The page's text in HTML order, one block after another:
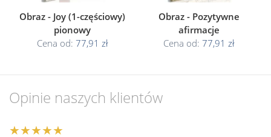
Obraz - Joy (1-częściowy)
pionowy
Cena od: 77,91 zł
Obraz - Pozytywne
afirmacje
Cena od: 77,91 zł
Opinie naszych klientów
★★★★★